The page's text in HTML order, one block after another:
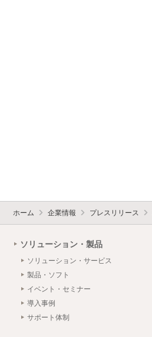
ホーム 企業情報 プレスリリース
ソリューション・製品
ソリューション・サービス
製品・ソフト
イベント・セミナー
導入事例
サポート体制